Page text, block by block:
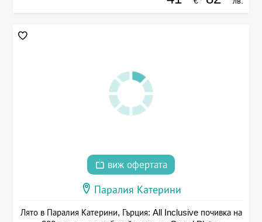
виж офертата
Паралия Катерини
Лято в Паралия Катерини, Гърция: All Inclusive почивка на